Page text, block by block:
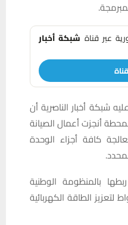
عبر قناة شبكة أخبار
شبكة أخبار الناصرية أن
أنجزت أعمال الصيانة
كافة أجزاء الوحدة
بالمنظومة الوطنية
يبلغ 135 ميغاواط لتعزيز الطاقة الكهربائية